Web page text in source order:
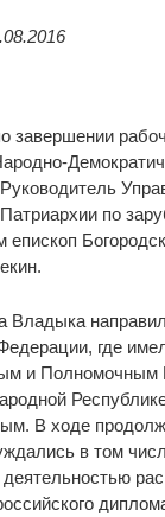
завершении
по
епископ
Владыка
где
и
В ходе
в том